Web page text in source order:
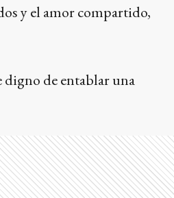
y el amor compartido,
digno de entablar una